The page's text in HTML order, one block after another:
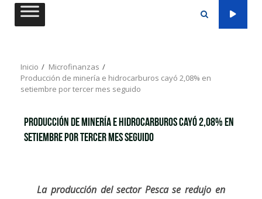
Saltar
Inicio
Microfinanzas
Producción de minería e hidrocarburos cayó 2,08% en
setiembre por tercer mes seguido
Producción de minería e hidrocarburos cayó 2,08% en
setiembre por tercer mes seguido
La producción del sector Pesca se redujo en